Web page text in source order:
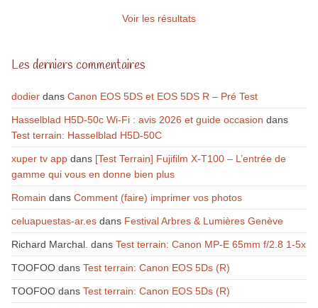
Voir les résultats
Les derniers commentaires
dodierdans Canon EOS 5DS et EOS 5DS R – Pré Test
Hasselblad H5D-50c Wi-Fi : avis 2026 et guide occasion dans
Test terrain: Hasselblad H5D-50C
xuper tv appdans [Test Terrain] Fujifilm X-T100 – L’entrée de
gamme qui vous en donne bien plus
Romain dans Comment (faire) imprimer vos photos
celuapuestas-ar.esdans Festival Arbres & Lumières Genève
Richard Marchal. dans Test terrain: Canon MP-E 65mm f/2.8 1-5x
TOOFOOdans Test terrain: Canon EOS 5Ds (R)
TOOFOOdans Test terrain: Canon EOS 5Ds (R)